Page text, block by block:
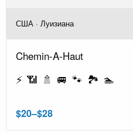
США · Луизиана
Chemin-A-Haut
⚡ 📶 🚿 🚐 🐾 🏞️ 🏊
$20–$28